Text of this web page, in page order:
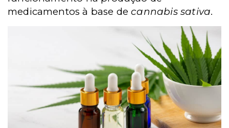
medicamentos à base decannabis sativa.